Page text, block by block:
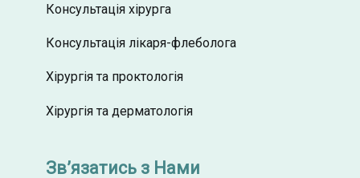
Консультація хірурга
Консультація лікаря-флеболога
Хірургія та проктологія
Хірургія та дерматологія
Зв’язатись з Нами